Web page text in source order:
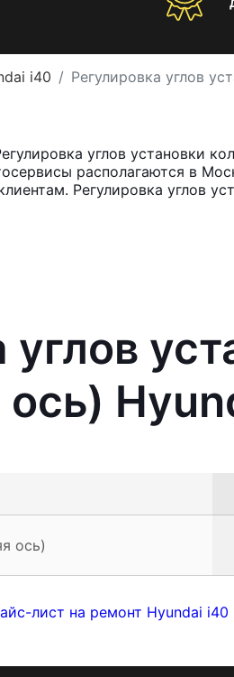
i40 Регулировка углов
углов установки
располагаются в
Регулировка углов
ось)
ось)
лист на ремонт Hyundai i40